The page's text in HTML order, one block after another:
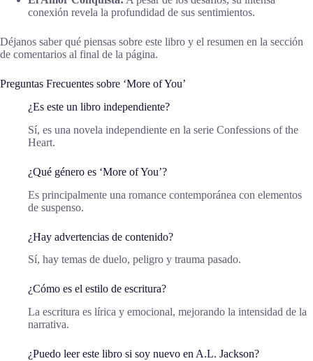
conexión revela la profundidad de sus sentimientos.
Déjanos saber qué piensas sobre este libro y el resumen en la sección
de comentarios al final de la página.
Preguntas Frecuentes sobre ‘More of You’
¿Es este un libro independiente?
Sí, es una novela independiente en la serie Confessions of the
Heart.
¿Qué género es ‘More of You’?
Es principalmente una romance contemporánea con elementos
de suspenso.
¿Hay advertencias de contenido?
Sí, hay temas de duelo, peligro y trauma pasado.
¿Cómo es el estilo de escritura?
La escritura es lírica y emocional, mejorando la intensidad de la
narrativa.
¿Puedo leer este libro si soy nuevo en A.L. Jackson?